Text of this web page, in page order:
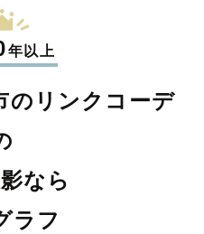
年以上
のリンクコーデ
なら
ラフ